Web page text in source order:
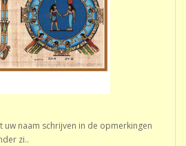
uw naam schrijven in de opmerkingen
zi..